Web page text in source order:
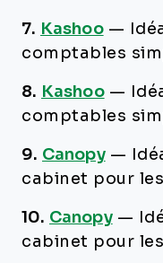
7. Kashoo —
comptables
8. Kashoo —
comptables
9. Canopy —
cabinet pour
10. Canopy —
cabinet pour